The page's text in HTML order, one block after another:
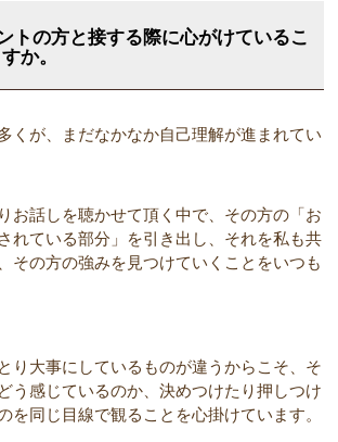
トの方と接する際に心がけているこ
か。
くが、まだなかなか自己理解が進まれてい
お話しを聴かせて頂く中で、その方の「お
れている部分」を引き出し、それを私も共
その方の強みを見つけていくことをいつも
り大事にしているものが違うからこそ、そ
う感じているのか、決めつけたり押しつけ
を同じ目線で観ることを心掛けています。